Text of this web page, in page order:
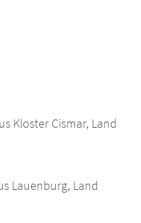
Kloster Cismar, Land
Lauenburg, Land